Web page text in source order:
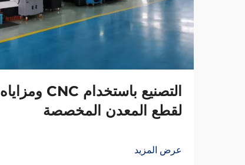
التصنيع باستخدام CNC ومزاياه
لقطع المعدن المخصصة
عرض المزيد